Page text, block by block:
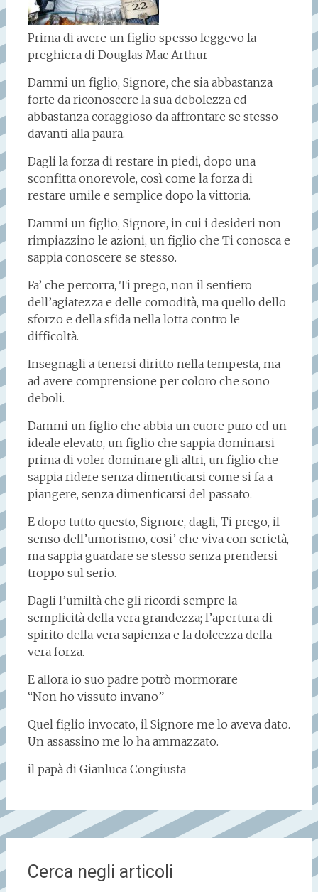
Prima di avere un figlio spesso leggevo la
preghiera di Douglas Mac Arthur
Dammi un figlio, Signore, che sia abbastanza
forte da riconoscere la sua debolezza ed
abbastanza coraggioso da affrontare se stesso
davanti alla paura.
Dagli la forza di restare in piedi, dopo una
sconfitta onorevole, così come la forza di
restare umile e semplice dopo la vittoria.
Dammi un figlio, Signore, in cui i desideri non
rimpiazzino le azioni, un figlio che Ti conosca e
sappia conoscere se stesso.
Fa’ che percorra, Ti prego, non il sentiero
dell’agiatezza e delle comodità, ma quello dello
sforzo e della sfida nella lotta contro le
difficoltà.
Insegnagli a tenersi diritto nella tempesta, ma
ad avere comprensione per coloro che sono
deboli.
Dammi un figlio che abbia un cuore puro ed un
ideale elevato, un figlio che sappia dominarsi
prima di voler dominare gli altri, un figlio che
sappia ridere senza dimenticarsi come si fa a
piangere, senza dimenticarsi del passato.
E dopo tutto questo, Signore, dagli, Ti prego, il
senso dell’umorismo, cosi’ che viva con serietà,
ma sappia guardare se stesso senza prendersi
troppo sul serio.
Dagli l’umiltà che gli ricordi sempre la
semplicità della vera grandezza; l’apertura di
spirito della vera sapienza e la dolcezza della
vera forza.
E allora io suo padre potrò mormorare
“Non ho vissuto invano”
Quel figlio invocato, il Signore me lo aveva dato.
Un assassino me lo ha ammazzato.
il papà di Gianluca Congiusta
Cerca negli articoli